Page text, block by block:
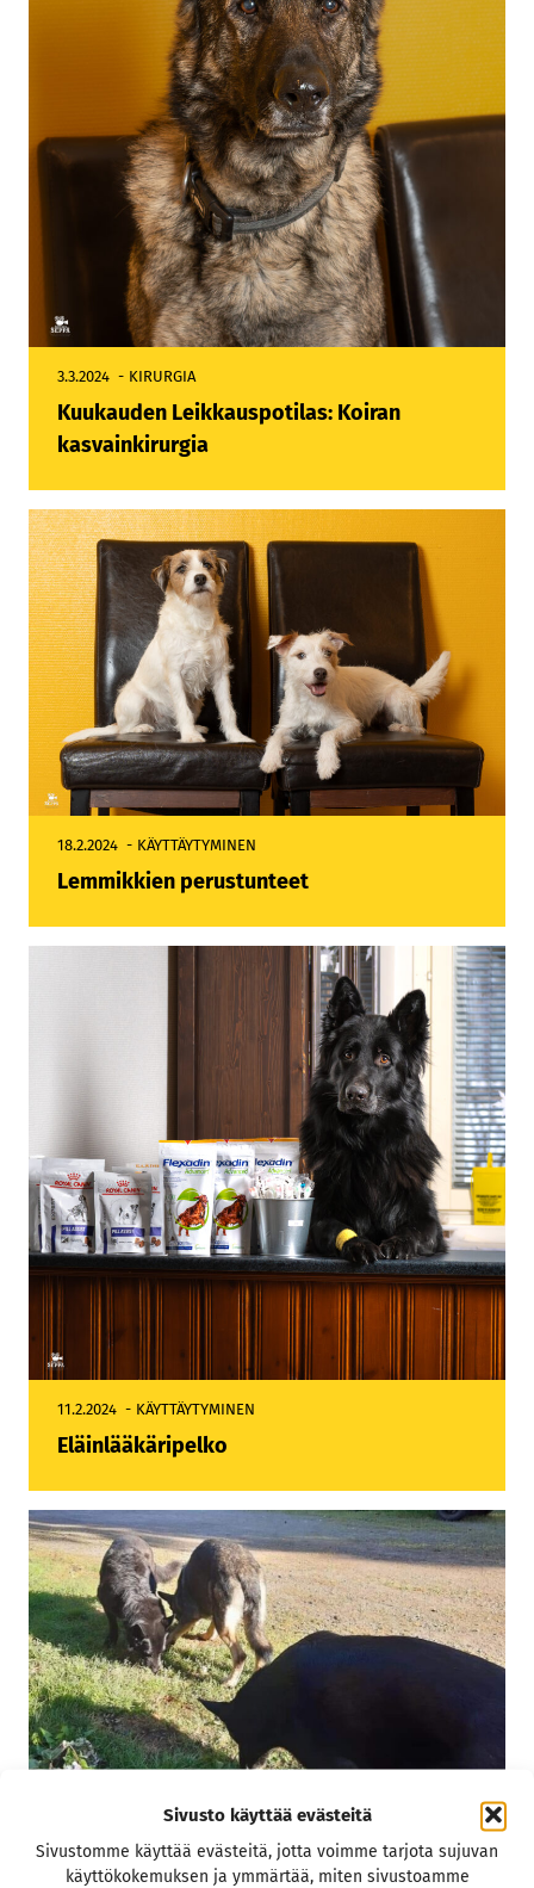
Sivusto käyttää evästeitä
Sivustomme käyttää evästeitä, jotta voimme tarjota sujuvan
käyttökokemuksen ja ymmärtää, miten sivustoamme
3.3.2024 KIRURGIA
Kuukauden Leikkauspotilas: Koiran
kasvainkirurgia
18.2.2024 KÄYTTÄYTYMINEN
Lemmikkien perustunteet
11.2.2024 KÄYTTÄYTYMINEN
Eläinlääkäripelko
4.2.2024 KÄYTTÄYTYMINEN